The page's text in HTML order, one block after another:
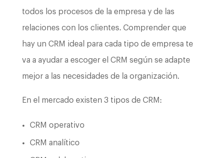
todos los procesos de la empresa y de las
relaciones con los clientes. Comprender que
hay un CRM ideal para cada tipo de empresa te
va a ayudar a escoger el CRM según se adapte
mejor a las necesidades de la organización.
En el mercado existen 3 tipos de CRM:
CRM operativo
CRM analítico